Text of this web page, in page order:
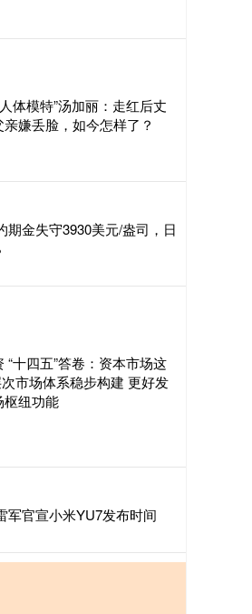
体模特”汤加丽：走红后丈
嫌丢脸，如今怎样了？
期金失守3930美元/盎司，日
“十四五”答卷：资本市场这
市场体系稳步构建 更好发
枢纽功能
军官宣小米YU7发布时间